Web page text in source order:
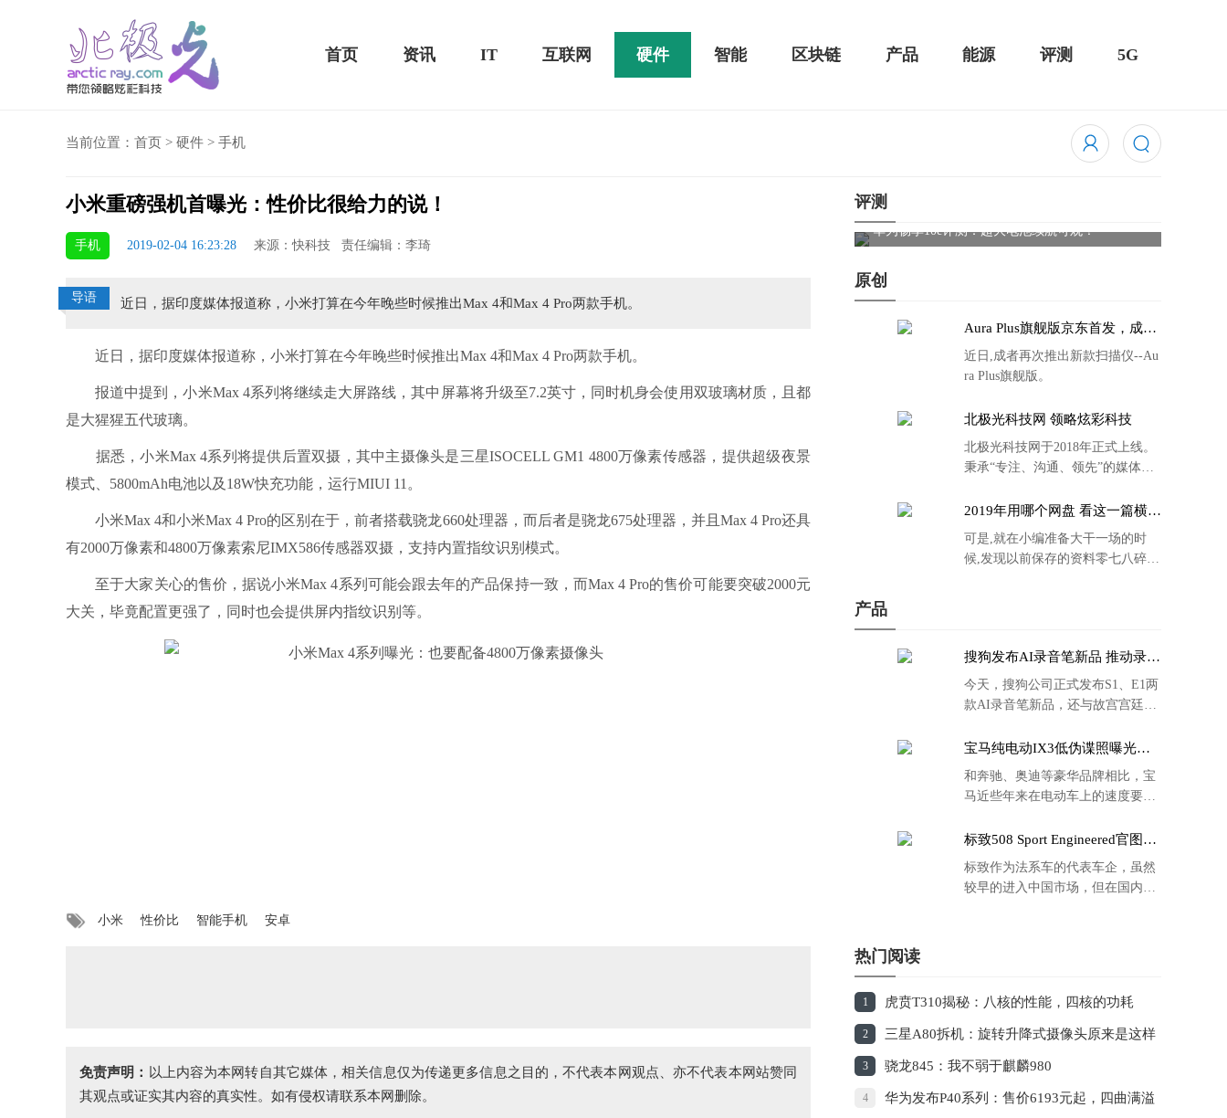
首页 资讯 IT 互联网 硬件 智能 区块链 产品 能源 评测 5G
当前位置： 首页 > 硬件 > 手机
小米重磅强机首曝光：性价比很给力的说！
手机 2019-02-04 16:23:28 来源：快科技 责任编辑：李琦
导语 近日，据印度媒体报道称，小米打算在今年晚些时候推出Max 4和Max 4 Pro两款手机。
近日，据印度媒体报道称，小米打算在今年晚些时候推出Max 4和Max 4 Pro两款手机。
报道中提到，小米Max 4系列将继续走大屏路线，其中屏幕将升级至7.2英寸，同时机身会使用双玻璃材质，且都
是大猩猩五代玻璃。
据悉，小米Max 4系列将提供后置双摄，其中主摄像头是三星ISOCELL GM1 4800万像素传感器，提供超级夜景
模式、5800mAh电池以及18W快充功能，运行MIUI 11。
小米Max 4和小米Max 4 Pro的区别在于，前者搭载骁龙660处理器，而后者是骁龙675处理器，并且Max 4 Pro还具
有2000万像素和4800万像素索尼IMX586传感器双摄，支持内置指纹识别模式。
至于大家关心的售价，据说小米Max 4系列可能会跟去年的产品保持一致，而Max 4 Pro的售价可能要突破2000元
大关，毕竟配置更强了，同时也会提供屏内指纹识别等。
小米 性价比 智能手机 安卓
免责声明： 以上内容为本网转自其它媒体，相关信息仅为传递更多信息之目的，不代表本网观点、亦不代表本网站赞同
其观点或证实其内容的真实性。如有侵权请联系本网删除。
评测
龙855 Plus横扫千军！黑鲨游戏手机2 Pro评测：
鸡半小时不烫手
骁龙855 Plus横扫千军！黑鲨游戏手机2 Pro评测：
原创
Aura Plus旗舰版京东首发，成者
近日,成者再次推出新款扫描仪--Au
ra Plus旗舰版。
北极光科技网 领略炫彩科技
北极光科技网于2018年正式上线。
秉承“专注、沟通、领先”的媒体理
2019年用哪个网盘 看这一篇横评
可是,就在小编准备大干一场的时
候,发现以前保存的资料零七八碎,
产品
搜狗发布AI录音笔新品 推动录音
今天，搜狗公司正式发布S1、E1两
款AI录音笔新品，还与故宫宫廷文
的故宫宫廷联名款。
宝马纯电动IX3低伪谍照曝光：
和奔驰、奥迪等豪华品牌相比，宝
马近些年来在电动车上的速度要慢
标致508 Sport Engineered官图发
标致作为法系车的代表车企，虽然
较早的进入中国市场，但在国内的
热门阅读
1 虎贲T310揭秘：八核的性能，四核的功耗
2 三星A80拆机：旋转升降式摄像头原来是这样
工作的
3 骁龙845：我不弱于麒麟980
4 华为发布P40系列：售价6193元起，四曲满溢